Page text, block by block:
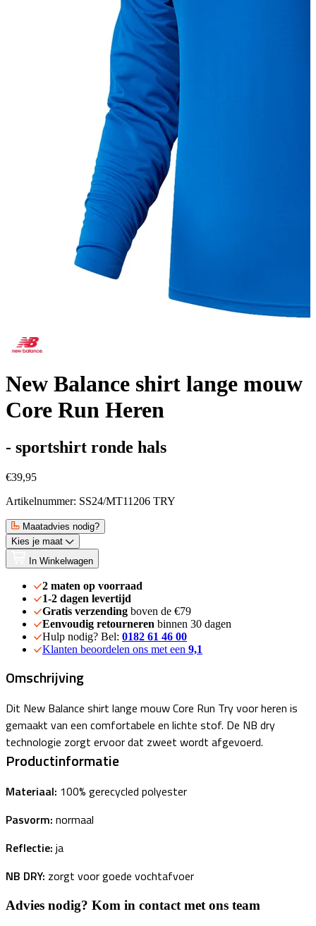
New Balance shirt lange mouw
Core Run Heren
- sportshirt ronde hals
€39,95
Artikelnummer: SS24/MT11206 TRY
Maatadvies nodig?
Kies je maat
In Winkelwagen
2 maten op voorraad
1-2 dagen levertijd
Gratis verzending boven de €79
Eenvoudig retourneren binnen 30 dagen
Hulp nodig? Bel: 0182 61 46 00
Klanten beoordelen ons met een 9,1
Omschrijving
Dit New Balance shirt lange mouw Core Run Try voor heren is
gemaakt van een comfortabele en lichte stof. De NB dry
technologie zorgt ervoor dat zweet wordt afgevoerd.
Productinformatie
Materiaal: 100% gerecycled polyester
Pasvorm: normaal
Reflectie: ja
NB DRY: zorgt voor goede vochtafvoer
Advies nodig? Kom in contact met ons team